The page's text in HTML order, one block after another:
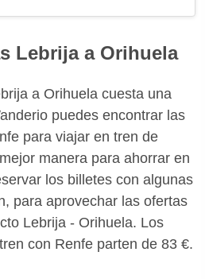
Lebrija a Orihuela
a Orihuela cuesta una
puedes encontrar las
para viajar en tren de
manera para ahorrar en
los billetes con algunas
para aprovechar las ofertas
Lebrija - Orihuela. Los
con Renfe parten de 83 €.